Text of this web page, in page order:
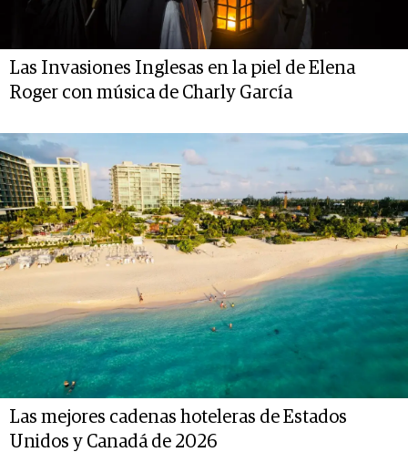
Las Invasiones Inglesas en la piel de Elena
Roger con música de Charly García
Las mejores cadenas hoteleras de Estados
Unidos y Canadá de 2026